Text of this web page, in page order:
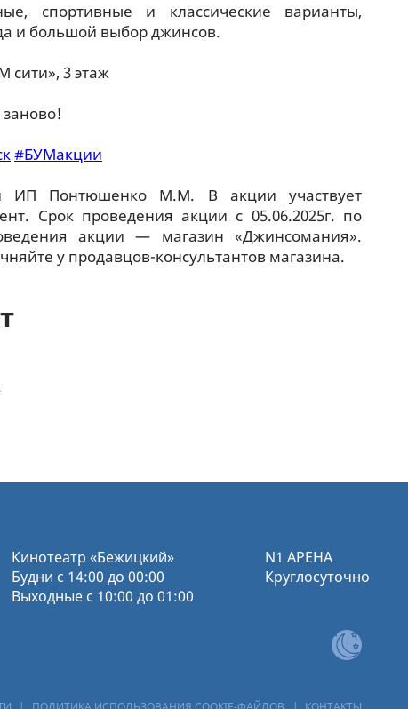
спортивные и классические варианты,
и большой выбор джинсов.
3 этаж
#БУМакции
ИП Понтюшенко М.М. В акции участвует
Срок проведения акции с 05.06.2025г. по
акции — магазин «Джинсомания».
у продавцов-консультантов магазина.
Кинотеатр «Бежицкий»
Будни с 14:00 до 00:00
Выходные с 10:00 до 01:00
N1 АРЕНА
Круглосуточно